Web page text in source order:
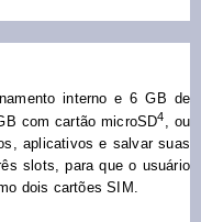
interno e 6 GB de
com cartão microSD4, ou
aplicativos e salvar suas
slots, para que o usuário
dois cartões SIM.